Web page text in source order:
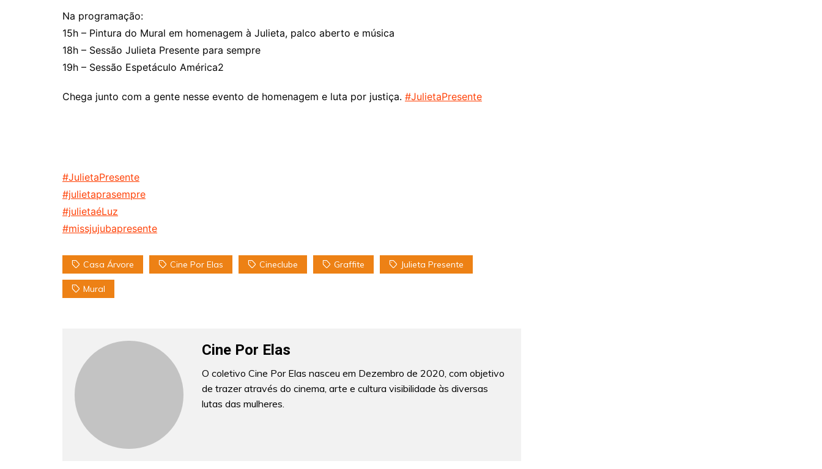
Na programação:
15h – Pintura do Mural em homenagem à Julieta, palco aberto e música
18h – Sessão Julieta Presente para sempre
19h – Sessão Espetáculo América2
Chega junto com a gente nesse evento de homenagem e luta por justiça. #JulietaPresente
#JulietaPresente
#julietaprasempre
#julietaéLuz
#missjujubapresente
Casa Árvore Cine Por Elas Cineclube Graffite Julieta Presente
Mural
Cine Por Elas
O coletivo Cine Por Elas nasceu em Dezembro de 2020, com objetivo
de trazer através do cinema, arte e cultura visibilidade às diversas
lutas das mulheres.